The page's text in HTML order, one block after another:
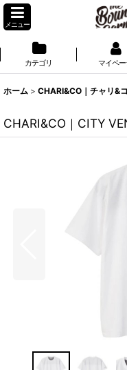
メニュー
カテゴリ マイペ
ホーム > CHARI&CO｜チャリ&
CHARI&CO｜CITY